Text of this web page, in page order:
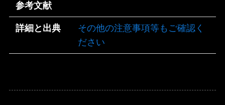
参考文献
詳細と出典
その他の注意事項等もご確認く
ださい